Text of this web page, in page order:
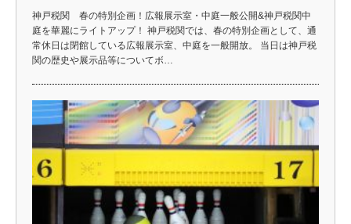
神戸税関 春の特別企画！広報展示室・中庭一般公開&神戸税関中
庭を華麗にライトアップ！ 神戸税関では、春の特別企画として、通
常休日は閉館している広報展示室、中庭を一般開放。 当日は神戸税
関の歴史や展示品等についてボ…